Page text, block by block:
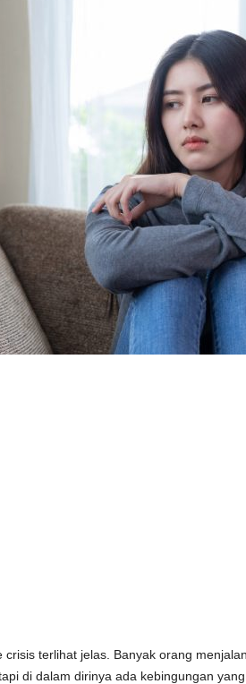
crisis terlihat jelas. Banyak orang
di dalam dirinya ada kebingungan